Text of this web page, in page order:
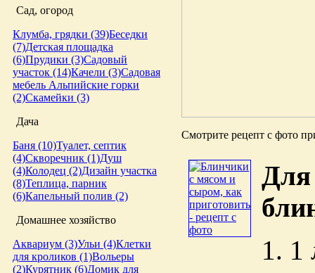
Сад, огород
Клумба, грядки (39)Беседки
(7)Детская площадка
(6)Прудики (3)Садовый
участок (14)Качели (3)Садовая
мебель Альпийские горки
(2)Скамейки (3)
Дача
Баня (10)Туалет, септик
(4)Скворечник (1)Душ
(4)Колодец (2)Дизайн участка
(8)Теплица, парник
(6)Капельный полив (2)
Домашнее хозяйство
Аквариум (3)Ульи (4)Клетки
для кроликов (1)Вольеры
(2)Курятник (6)Домик для
Смотрите рецепт с фото
Для
1. 1